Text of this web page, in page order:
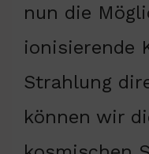
nun die
ionisierende
Strahlung
können wir